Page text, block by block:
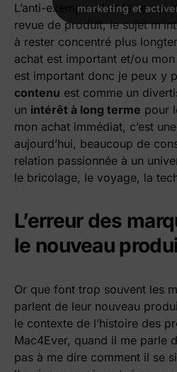
L’anti-exemple c’est larevue
revue de produit, le sujet
à rester concentré plus
achat est important et/ou
est important donc je peux y
contenu est comme un
un intérêt à long terme pour
mon achat immédiat, c’est
aujourd’hui, beaucoup de
relation passionnée à un
le bricolage, le voyage, la
L’erreur des
le nouveau
Or que font trop souvent les
parlent de leur nouveau
le contexte de l’histoire des
Mac4Ever, quand il me parle
pas à me dire comment il se
marketing et
marketing et